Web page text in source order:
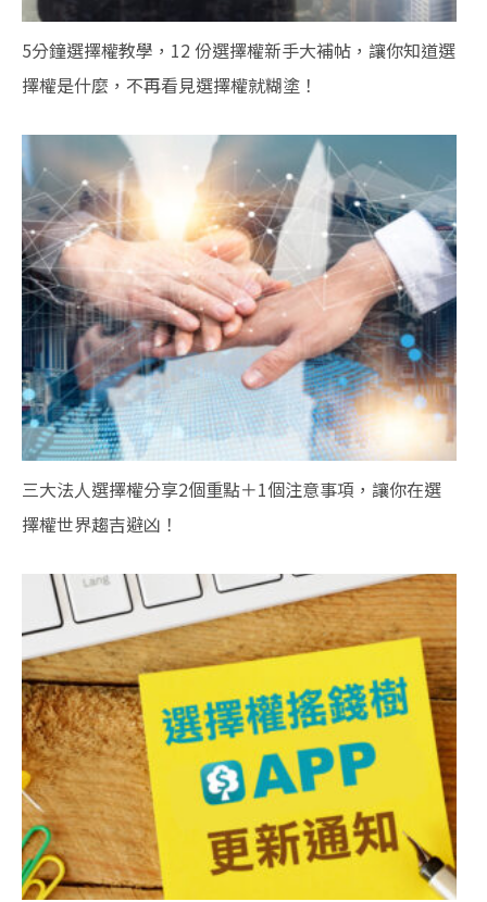
5分鐘選擇權教學，12 份選擇權新手大補帖，讓你知道選
擇權是什麼，不再看見選擇權就糊塗！
三大法人選擇權分享2個重點＋1個注意事項，讓你在選
擇權世界趨吉避凶！